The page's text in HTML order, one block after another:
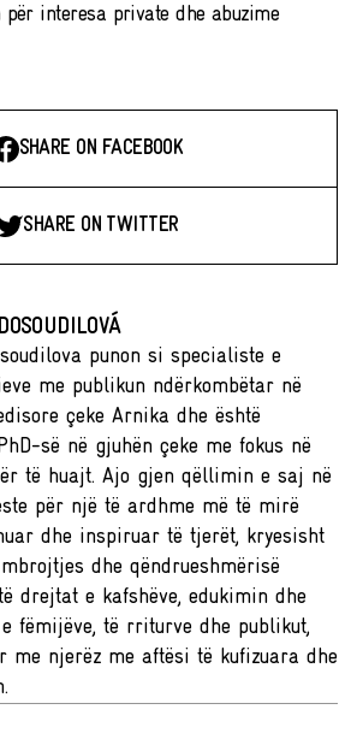
për interesa private dhe abuzime
SHARE ON FACEBOOK
SHARE ON TWITTER
punon si specialiste e
me publikun ndërkombëtar në
çeke Arnika dhe është
së në gjuhën çeke me fokus në
të huajt. Ajo gjen qëllimin e saj në
për një të ardhme më të mirë
dhe inspiruar të tjerët, kryesisht
dhe qëndrueshmërisë
drejtat e kafshëve, edukimin dhe
fëmijëve, të rriturve dhe publikut,
me njerëz me aftësi të kufizuara dhe